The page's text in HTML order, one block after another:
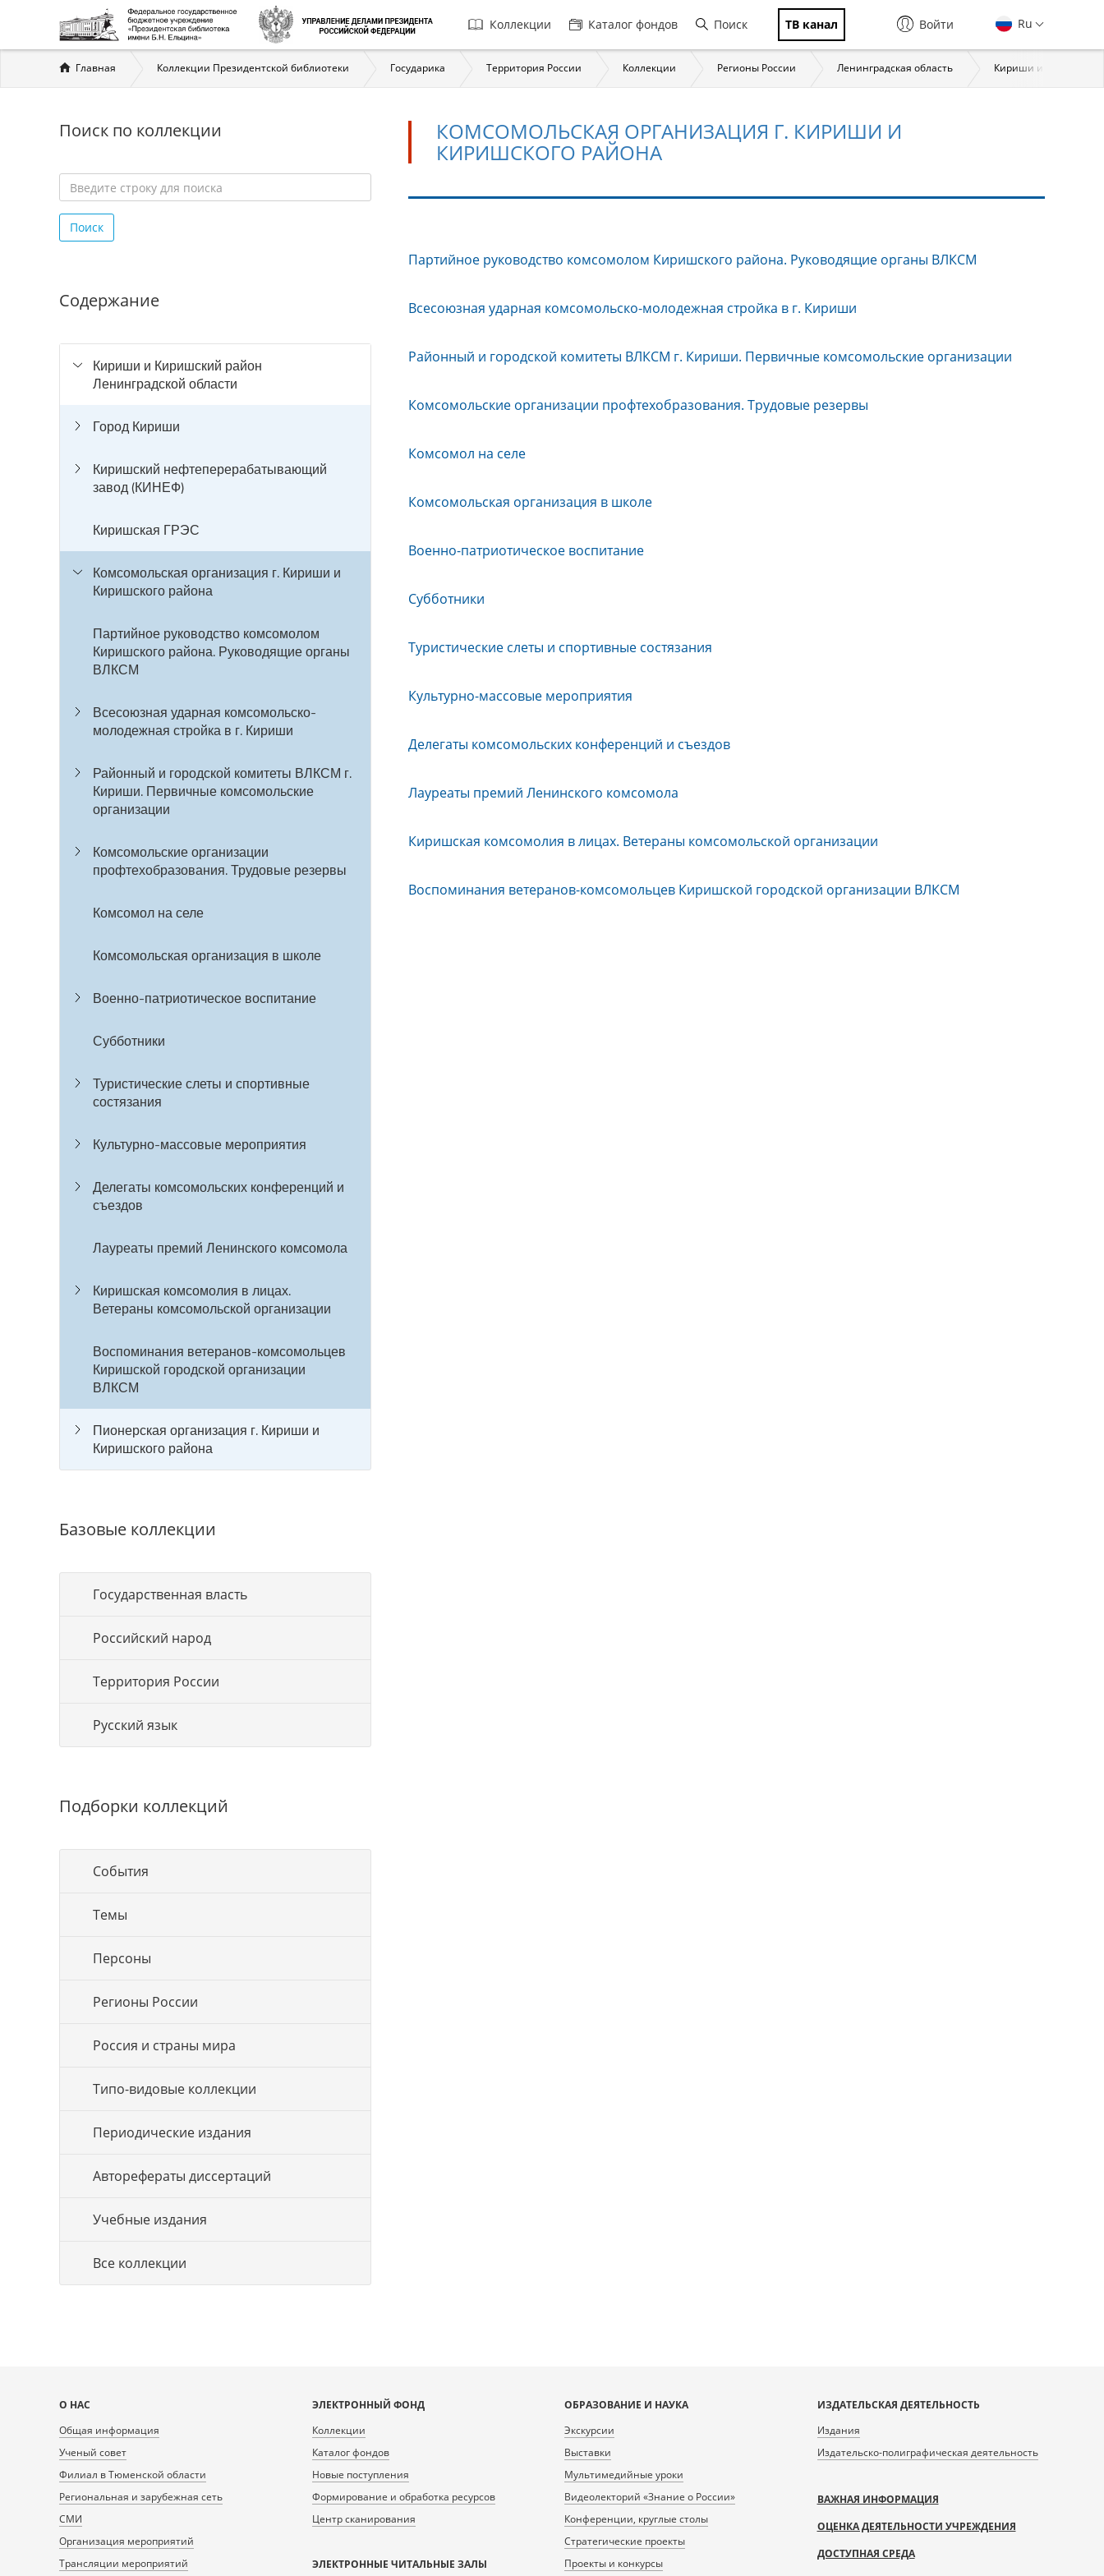
Главная
навигация
Коллекции Каталог фондов Поиск ТВ канал Ru
Войти
Вы
здесь
Главная Коллекции Президентской библиотеки Государика Территория России Коллекции Регионы России Ленинградская область Кириши и Киришский
Поиск по коллекции
строку
для
Поиск
Содержание
Кириши и Киришский район
Ленинградской области
Город Кириши
Киришский нефтеперерабатывающий
завод (КИНЕФ)
Киришская ГРЭС
Комсомольская организация г. Кириши и
Киришского района
Партийное руководство комсомолом
Киришского района. Руководящие органы
ВЛКСМ
Всесоюзная ударная комсомольско-
молодежная стройка в г. Кириши
Районный и городской комитеты ВЛКСМ г.
Кириши. Первичные комсомольские
организации
Комсомольские организации
профтехобразования. Трудовые резервы
Комсомол на селе
Комсомольская организация в школе
Военно-патриотическое воспитание
Субботники
Туристические слеты и спортивные
состязания
Культурно-массовые мероприятия
Делегаты комсомольских конференций и
съездов
Лауреаты премий Ленинского комсомола
Киришская комсомолия в лицах.
Ветераны комсомольской организации
Воспоминания ветеранов-комсомольцев
Киришской городской организации
ВЛКСМ
Пионерская организация г. Кириши и
Киришского района
Базовые коллекции
Государственная власть
Российский народ
Территория России
Русский язык
Подборки коллекций
События
Темы
Персоны
Регионы России
Россия и страны мира
Типо-видовые коллекции
Периодические издания
Авторефераты диссертаций
Учебные издания
Все коллекции
КОМСОМОЛЬСКАЯ ОРГАНИЗАЦИЯ Г. КИРИШИ И
КИРИШСКОГО РАЙОНА
организация
Кириши
Киришского
Партийное руководство комсомолом Киришского района. Руководящие органы ВЛКСМ
Всесоюзная ударная комсомольско-молодежная стройка в г. Кириши
Районный и городской комитеты ВЛКСМ г. Кириши. Первичные комсомольские организации
Комсомольские организации профтехобразования. Трудовые резервы
Комсомол на селе
Комсомольская организация в школе
Военно-патриотическое воспитание
Субботники
Туристические слеты и спортивные состязания
Культурно-массовые мероприятия
Делегаты комсомольских конференций и съездов
Лауреаты премий Ленинского комсомола
Киришская комсомолия в лицах. Ветераны комсомольской организации
Воспоминания ветеранов-комсомольцев Киришской городской организации ВЛКСМ
Карта
сайта
О НАС
Общая информация
Ученый совет
Филиал в Тюменской области
Региональная и зарубежная сеть
СМИ
Организация мероприятий
Трансляции мероприятий
ЭЛЕКТРОННЫЙ ФОНД
Коллекции
Каталог фондов
Новые поступления
Формирование и обработка ресурсов
Центр сканирования
ЭЛЕКТРОННЫЕ ЧИТАЛЬНЫЕ ЗАЛЫ
ОБРАЗОВАНИЕ И НАУКА
Экскурсии
Выставки
Мультимедийные уроки
Видеолекторий «Знание о России»
Конференции, круглые столы
Стратегические проекты
Проекты и конкурсы
ИЗДАТЕЛЬСКАЯ ДЕЯТЕЛЬНОСТЬ
Издания
Издательско-полиграфическая деятельность
ВАЖНАЯ ИНФОРМАЦИЯ
ОЦЕНКА ДЕЯТЕЛЬНОСТИ УЧРЕЖДЕНИЯ
ДОСТУПНАЯ СРЕДА